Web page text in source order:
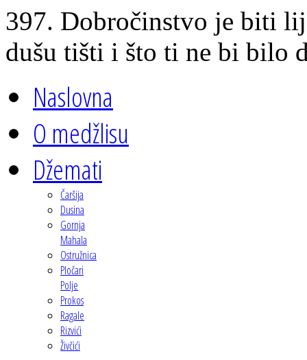
397. Dobročinstvo je biti
dušu tišti i što ti ne bi bilo
Naslovna
O medžlisu
Džemati
Čaršija
Dusina
Gornja
Mahala
Ostružnica
Pločari
Polje
Prokos
Ragale
Rizvići
Živčići